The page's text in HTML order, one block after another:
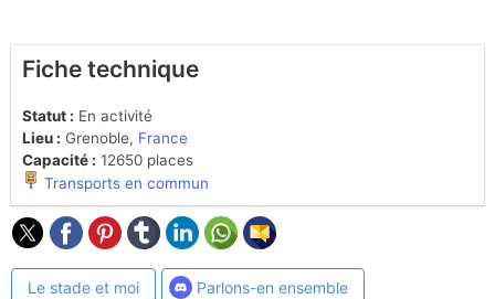
Fiche technique
Statut : En activité
Lieu : Grenoble, France
Capacité : 12650 places
Transports en commun
Le stade et moi Parlons-en ensemble